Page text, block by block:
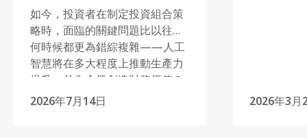
如今，投資者在制定投資組合策
略時，面臨的關鍵問題比以往任
何時候都更為錯綜複雜——人工
智慧將在多大程度上推動生產力
提升，並為企業創造財務價值？
在不同週期與市場情境下，投資
2026年7月14日 2026年3月